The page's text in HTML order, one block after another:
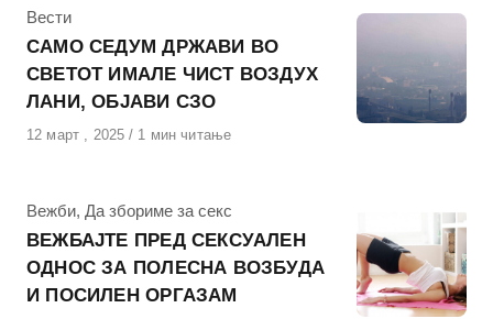
КАтегорија
Вести
САМО СЕДУМ ДРЖАВИ ВО
СВЕТОТ ИМАЛЕ ЧИСТ ВОЗДУХ
ЛАНИ, ОБЈАВИ СЗО
Објавено
12 март , 2025 1 мин читање
КАтегорија
Вежби, Да збориме за секс
ВЕЖБАЈТЕ ПРЕД СЕКСУАЛЕН
ОДНОС ЗА ПОЛЕСНА ВОЗБУДА
И ПОСИЛЕН ОРГАЗАМ